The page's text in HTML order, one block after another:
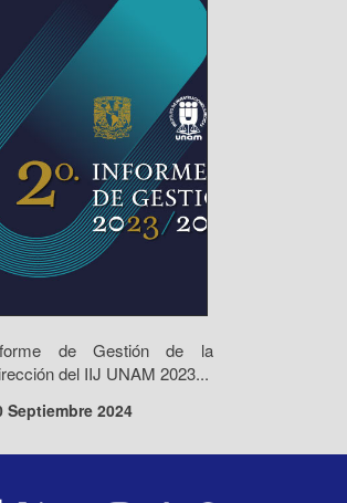
de Gestión de la
del IIJ UNAM 2023...
Septiembre 2024